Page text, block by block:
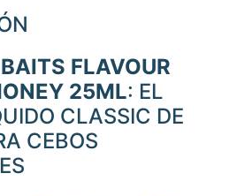
FLAVOUR
25ML: EL
CLASSIC DE
CEBOS